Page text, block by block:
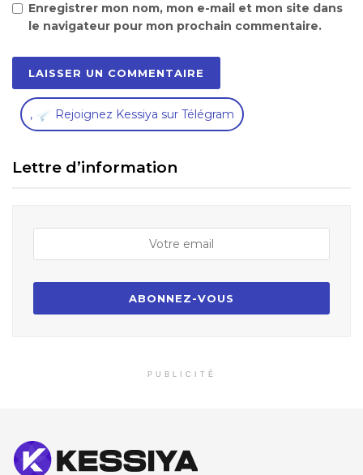
Enregistrer mon nom, mon e-mail et mon site dans
le navigateur pour mon prochain commentaire.
, Rejoignez Kessiya sur Télégram
Lettre d’information
PUBLICITÉ